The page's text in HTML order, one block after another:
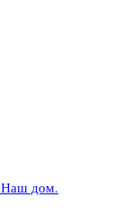
Наш дом.